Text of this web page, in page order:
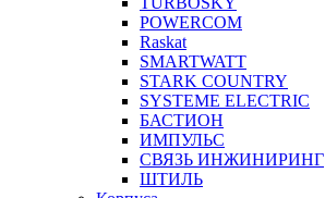
POWERCOM
Raskat
SMARTWATT
STARK COUNTRY
SYSTEME ELECTRIC
БАСТИОН
ИМПУЛЬС
СВЯЗЬ ИНЖИНИРИНГ
ШТИЛЬ